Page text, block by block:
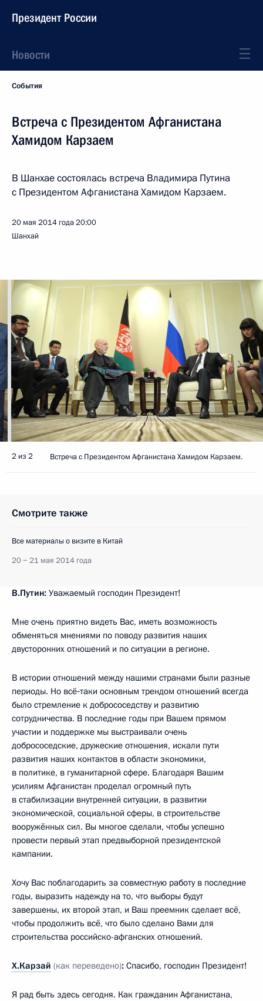
Президент России
Новости
События
Встреча с Президентом Афганистана
Хамидом Карзаем
В Шанхае состоялась встреча Владимира Путина
с Президентом Афганистана Хамидом Карзаем.
20 мая 2014 года20:00
Шанхай
2 из 2 Встреча с Президентом Афганистана Хамидом Карзаем.
Смотрите также
Все материалы о визите в Китай
20 − 21 мая 2014 года
В.Путин: Уважаемый господин Президент!
Мне очень приятно видеть Вас, иметь возможность
обменяться мнениями по поводу развития наших
двусторонних отношений и по ситуации в регионе.
В истории отношений между нашими странами были разные
периоды. Но всё‑таки основным трендом отношений всегда
было стремление к добрососедству и развитию
сотрудничества. В последние годы при Вашем прямом
участии и поддержке мы выстраивали очень
добрососедские, дружеские отношения, искали пути
развития наших контактов в области экономики,
в политике, в гуманитарной сфере. Благодаря Вашим
усилиям Афганистан проделал огромный путь
в стабилизации внутренней ситуации, в развитии
экономической, социальной сферы, в строительстве
вооружённых сил. Вы многое сделали, чтобы успешно
провести первый этап предвыборной президентской
кампании.
Хочу Вас поблагодарить за совместную работу в последние
годы, выразить надежду на то, что выборы будут
завершены, их второй этап, и Ваш преемник сделает всё,
чтобы продолжить всё, что было сделано Вами для
строительства российско-афганских отношений.
Х.Карзай (как переведено): Спасибо, господин Президент!
Я рад быть здесь сегодня. Как гражданин Афганистана,